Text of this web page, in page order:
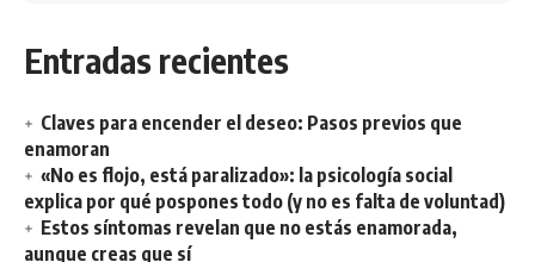
Entradas recientes
Claves para encender el deseo: Pasos previos que
enamoran
«No es flojo, está paralizado»: la psicología social
explica por qué pospones todo (y no es falta de voluntad)
Estos síntomas revelan que no estás enamorada,
aunque creas que sí